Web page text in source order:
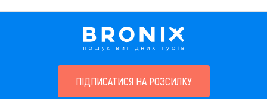
ПІДПИСАТИСЯ НА РОЗСИЛКУ